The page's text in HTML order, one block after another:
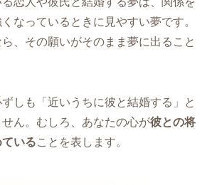
なっているときに見やすい夢です。
、その願いがそのまま夢に出ること
しも「近いうちに彼と結婚する」と
ん。むしろ、あなたの心が彼との将
いることを表します。